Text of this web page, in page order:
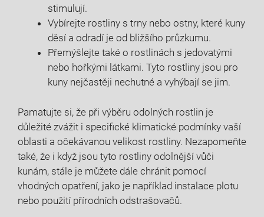
stimulují.
Vybírejte rostliny s trny nebo ostny, které kuny
děsí a odradí je od bližšího průzkumu.
Přemýšlejte také o rostlinách s jedovatými
nebo hořkými látkami. Tyto rostliny jsou pro
kuny nejčastěji nechutné a vyhýbají se jim.
Pamatujte si, že při výběru odolných rostlin je
důležité zvážit i specifické klimatické podmínky vaší
oblasti a očekávanou velikost rostliny. Nezapomeňte
také, že i když jsou tyto rostliny odolnější vůči
kunám, stále je můžete dále chránit pomocí
vhodných opatření, jako je například instalace plotu
nebo použití přírodních odstrašovačů.